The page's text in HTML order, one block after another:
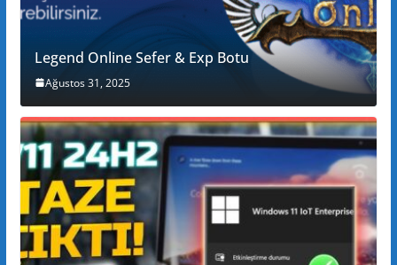
Legend Online Sefer & Exp Botu
Ağustos 31, 2025